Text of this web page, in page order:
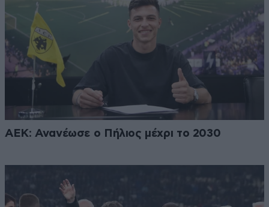
ΑΕΚ: Ανανέωσε ο Πήλιος μέχρι το 2030